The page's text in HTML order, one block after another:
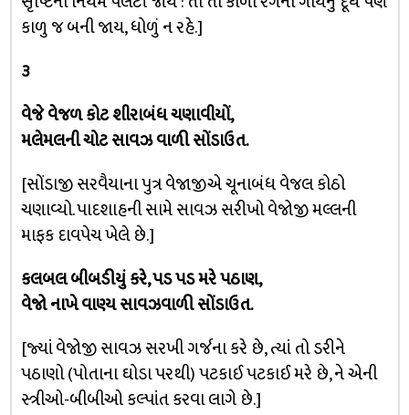
કાળુ જ બની જાય, ધોળું ન રહે.]
૩
વેજે વેજળ કોટ શીરાબંધ ચણાવીયોં,
મલેમલની ચોટ સાવઝ વાળી સોંડાઉત.
[સોંડાજી સરવૈયાના પુત્ર વેજાજીએ ચૂનાબંધ વેજલ કોઠો
ચણાવ્યો. પાદશાહની સામે સાવઝ સરીખો વેજોજી મલ્લની
માફક દાવપેચ ખેલે છે.]
કલબલ બીબડીયું કરે, પડ પડ મરે પઠાણ,
વેજો નાખે વાણ્ય સાવઝવાળી સોંડાઉત.
[જ્યાં વેજોજી સાવઝ સરખી ગર્જના કરે છે, ત્યાં તો ડરીને
પઠાણો (પોતાના ઘોડા પરથી) પટકાઈ પટકાઈ મરે છે, ને એની
સ્ત્રીઓ-બીબીઓ કલ્પાંત કરવા લાગે છે.]